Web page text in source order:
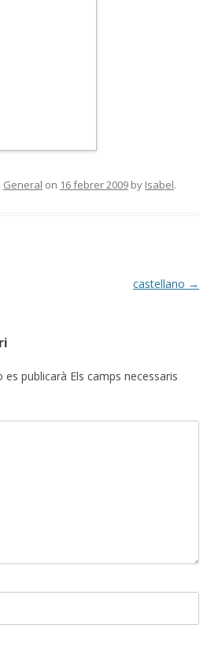
General on 16 febrer 2009 by Isabel.
castellano →
es publicarà Els camps necessaris